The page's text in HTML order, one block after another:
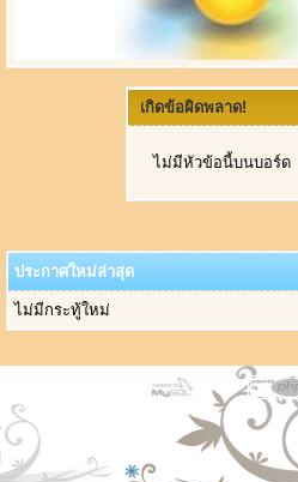
เกิดข้อผิดพลาด!
ไม่มีหัวข้อนี้บนบอร์ด
ประกาศใหม่ล่าสุด
ไม่มีกระทู้ใหม่